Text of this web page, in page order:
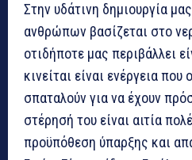
Στην υδάτινη δημιουργία
ανθρώπων βασίζεται στο
οτιδήποτε μας περιβάλλει
κινείται είναι ενέργεια
σπαταλούν για να έχουν
στέρησή του είναι αιτία
προϋπόθεση ύπαρξης και